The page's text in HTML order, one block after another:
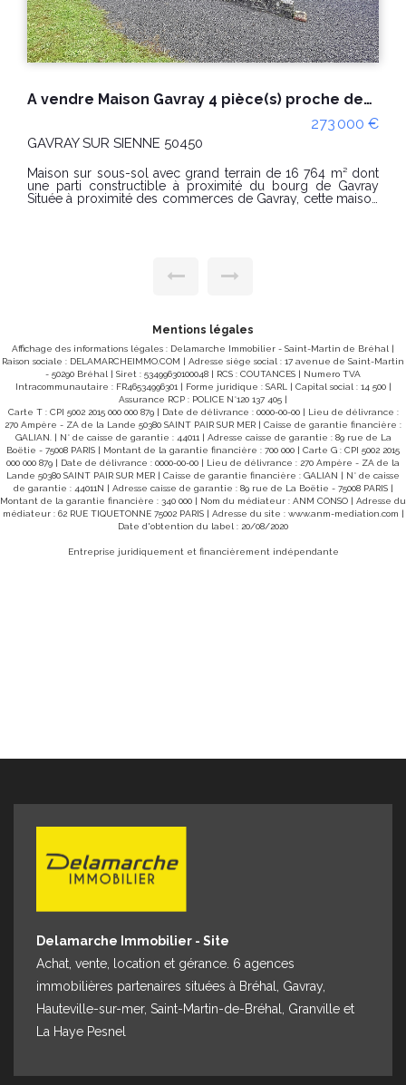
A vendre Maison Gavray 4 pièce(s) proche des commodités avec constructible.
764 m² dont
de Gavray
cette maison
suite avec
standard :
2022-2023.
disponibles
vendeur.
59 85.
LE MESNIL VILLEMAN 50450
DELAMARCHE IMMOBILIER vous propose en
cette maison situér sur la commune de GAVRAY SUR
SIENNE (Mesnil-Villeman), au calme de la
un terrain généreux de 4 760 m², cette
Mesnil-Villeman, dans un environnement
restant à proximité des axes reliant Villedieu-
Saint-Lô et la baie du Mont-Saint-Michel,
constitue une belle opportunité pour une
principale comme secondaire. Classe énergie : D (237) -
Classe climat : B (8) Montant estimé des dépenses
annuelles d'énergie pour un usage standard : entre
et 3713 € / an Date de référence des prix de l'énergie
utilisés pour établir cette estimation : 2021-2022-
: 170 000 € Honoraires à la charge du vendeur. REF SR Les
informations sur les risques auxquels ce bien
sont disponibles sur le site
www.georisques.gouv.fr Pour visiter contacter Simon
Regnault Delamarche
Mentions légales
Affichage des informations légales : Delamarche Immobilier - Saint-Martin de Bréhal |
Raison sociale : DELAMARCHEIMMO.COM | Adresse siège social : 17 avenue de Saint-Martin
- 50290 Bréhal | Siret : 53499630100048 | RCS : COUTANCES | Numero TVA
Intracommunautaire : FR46534996301 | Forme juridique : SARL | Capital social : 14 500 |
Assurance RCP : POLICE N°120 137 405 |
Carte T : CPI 5002 2015 000 000 879 | Date de délivrance : 0000-00-00 | Lieu de délivrance :
270 Ampère - ZA de la Lande 50380 SAINT PAIR SUR MER | Caisse de garantie financière :
GALIAN. | N° de caisse de garantie : 44011 | Adresse caisse de garantie : 89 rue de La
Boëtie - 75008 PARIS | Montant de la garantie financière : 700 000 | Carte G : CPI 5002 2015
000 000 879 | Date de délivrance : 0000-00-00 | Lieu de délivrance : 270 Ampère - ZA de la
Lande 50380 SAINT PAIR SUR MER | Caisse de garantie financière : GALIAN | N° de caisse
de garantie : 44011N | Adresse caisse de garantie : 89 rue de La Boëtie - 75008 PARIS |
Montant de la garantie financière : 340 000 | Nom du médiateur : ANM CONSO | Adresse du
médiateur : 62 RUE TIQUETONNE 75002 PARIS | Adresse du site : www.anm-mediation.com |
Date d'obtention du label : 20/08/2020
Entreprise juridiquement et financièrement indépendante
Delamarche Immobilier - Site
Achat, vente, location et gérance. 6 agences
immobilières partenaires situées à Bréhal, Gavray,
Hauteville-sur-mer, Saint-Martin-de-Bréhal, Granville et
La Haye Pesnel